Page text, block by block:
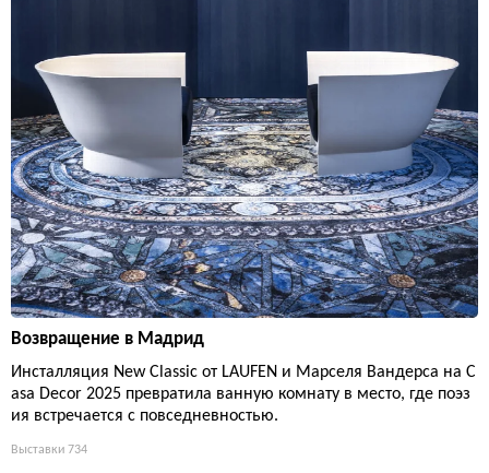
Возвращение в Мадрид
Инсталляция New Classic от LAUFEN и Марселя Вандерса на C
asa Decor 2025 превратила ванную комнату в место, где поэз
ия встречается с повседневностью.
Выставки 734